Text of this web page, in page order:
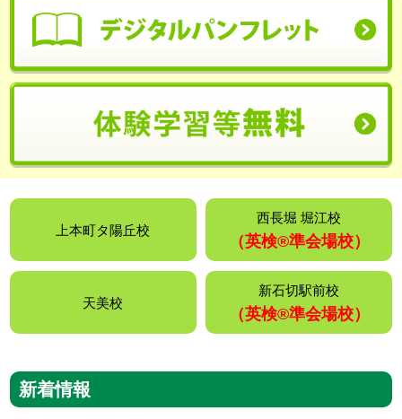
上本町タ陽丘校
西長堀 堀江校
（英検®️準会場校）
天美校
新石切駅前校
（英検®️準会場校）
新着情報